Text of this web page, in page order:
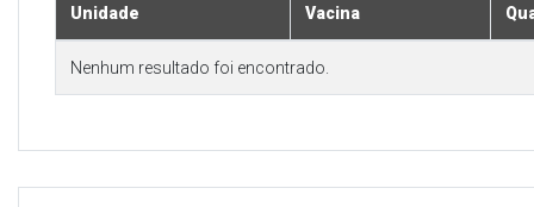
Unidade Vacina
Nenhum resultado foi encontrado.